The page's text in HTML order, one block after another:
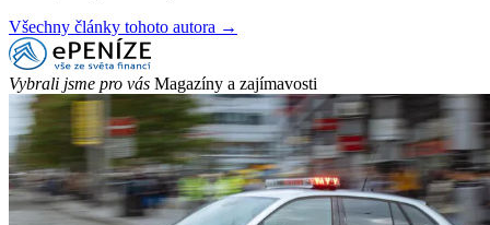
Všechny články tohoto autora →
Vybrali jsme pro vás Magazíny a zajímavosti